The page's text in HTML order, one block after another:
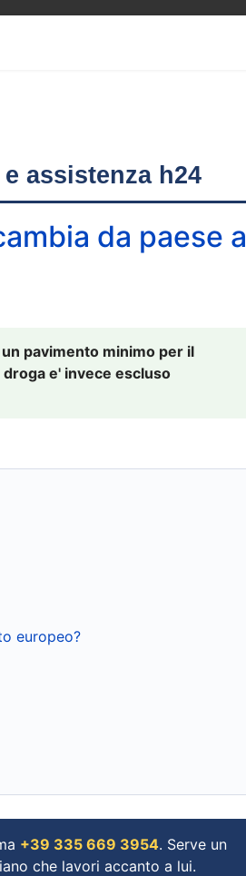
assistenza h24
da paese a
pavimento minimo per il
e' invece escluso
europeo?
+39 335 669 3954. Serve un
che lavori accanto a lui.